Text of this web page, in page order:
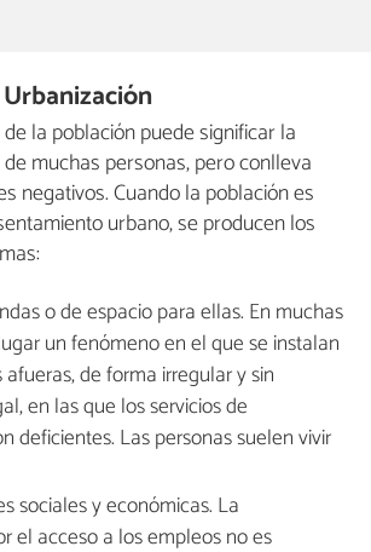
la población puede significar la
muchas personas, pero conlleva
negativos. Cuando la población es
urbano, se producen los
o de espacio para ellas. En muchas
un fenómeno en el que se instalan
de forma irregular y sin
en las que los servicios de
deficientes. Las personas suelen vivir
sociales y económicas. La
el acceso a los empleos no es